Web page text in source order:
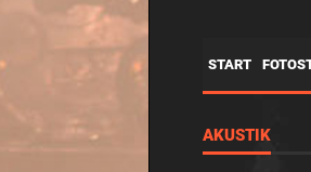
START
AKUSTIK